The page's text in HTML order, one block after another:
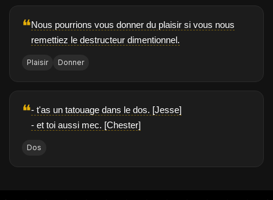
❝Nous pourrions vous donner du plaisir si vous nous
remettiez le destructeur dimentionnel.
Plaisir Donner
❝- t'as un tatouage dans le dos. [Jesse]
- et toi aussi mec. [Chester]
Dos